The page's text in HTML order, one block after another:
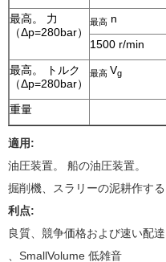
最高。 力
（Δp=280bar）
最高 n
1500 r/min
最高。 トルク
（Δp=280bar）
最高 Vg
重量
適用:
油圧装置。 船の油圧装置。
掘削機、スラリーの泥耕作す
利点:
良質、競争価格および速い配達
、SmallVolume 低雑音